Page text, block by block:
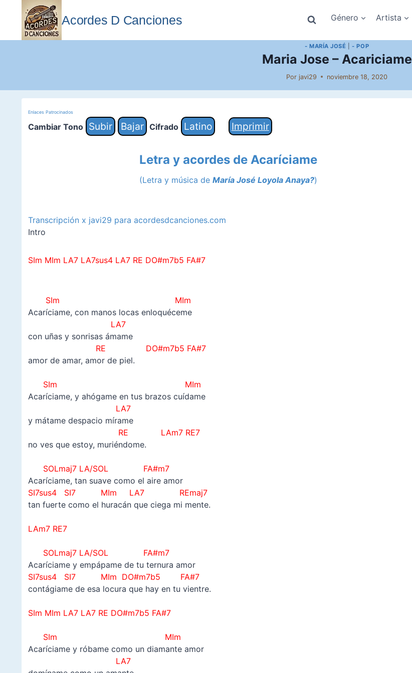
contenido
Acordes D Canciones Género Artista
- MARÍA JOSÉ |- POP
Maria Jose – Acariciame
Por javi29 noviembre 18, 2020
Enlaces Patrocinados
Cambiar Tono Subir Bajar Cifrado Latino Imprimir
Letra y acordes deAcaríciame
(Letra y música de María José Loyola Anaya?)
Transcripción x javi29 para acordesdcanciones.com
Intro
SIm MIm LA7 LA7sus4 LA7 RE DO#m7b5 FA#7
SIm MIm
Acaríciame, con manos locas enloquéceme
LA7
con uñas y sonrisas ámame
RE DO#m7b5 FA#7
amor de amar, amor de piel.
SIm MIm
Acaríciame, y ahógame en tus brazos cuídame
LA7
y mátame despacio mírame
RE LAm7 RE7
no ves que estoy, muriéndome.
SOLmaj7 LA/SOL FA#m7
Acaríciame, tan suave como el aire amor
SI7sus4 SI7 MIm LA7 REmaj7
tan fuerte como el huracán que ciega mi mente.
LAm7 RE7
SOLmaj7 LA/SOL FA#m7
Acaríciame y empápame de tu ternura amor
SI7sus4 SI7
MIm DO#m7b5 FA#7
contágiame de esa locura que hay en tu vientre.
SIm MIm LA7 LA7 RE DO#m7b5 FA#7
SIm MIm
Acaríciame y róbame como un diamante amor
LA7